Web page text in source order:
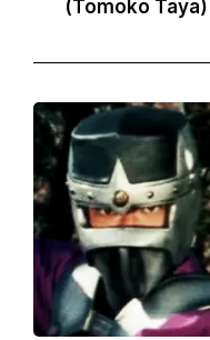
(Tomoko Taya)